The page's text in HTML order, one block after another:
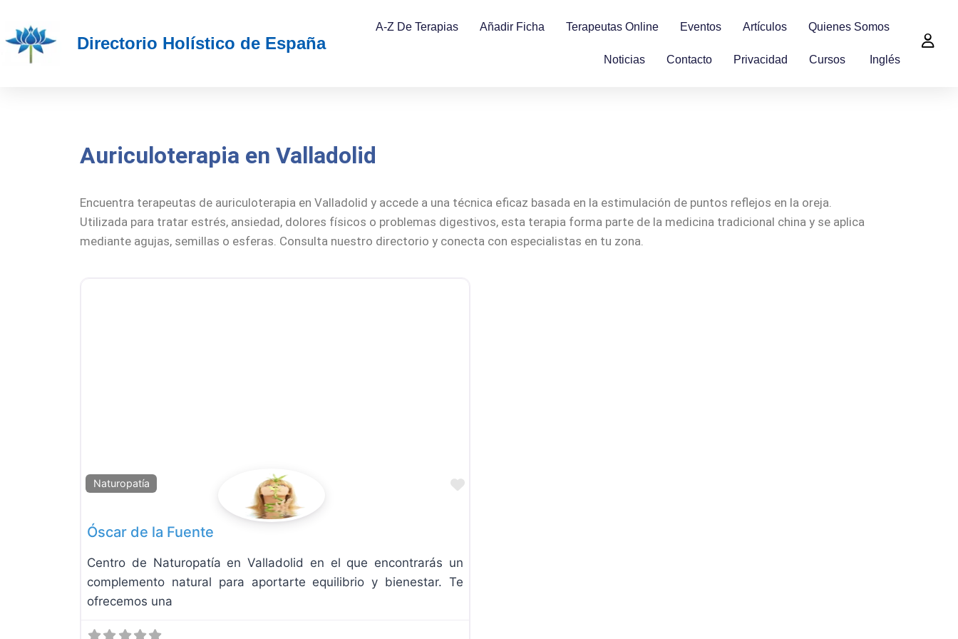
Directorio Holístico de España
A-Z De Terapias Añadir Ficha Terapeutas Online Eventos Artículos Quienes Somos
Noticias Contacto Privacidad Cursos Inglés
Auriculoterapia en Valladolid
Encuentra terapeutas de auriculoterapia en Valladolid y accede a una técnica eficaz basada en la estimulación de puntos reflejos en la oreja.
Utilizada para tratar estrés, ansiedad, dolores físicos o problemas digestivos, esta terapia forma parte de la medicina tradicional china y se aplica
mediante agujas, semillas o esferas. Consulta nuestro directorio y conecta con especialistas en tu zona.
Naturopatía Favorite
Óscar de la Fuente
Centro de Naturopatía en Valladolid en el que encontrarás un
complemento natural para aportarte equilibrio y bienestar. Te
ofrecemos una